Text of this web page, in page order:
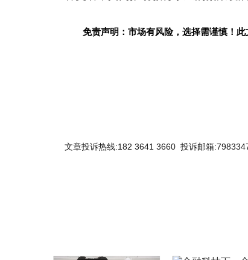
免责声明：市场有风险，选择需谨慎！此
文章投诉热线:182 3641 3660 投诉邮箱